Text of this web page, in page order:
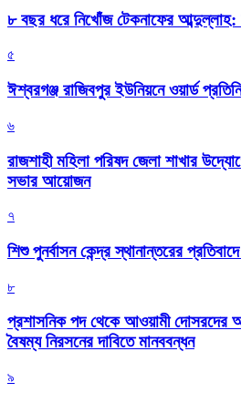
৮ বছর ধরে নিখোঁজ টেকনাফের আব্দুল্লাহ:
৫
ঈশ্বরগঞ্জ রাজিবপুর ইউনিয়নে ওয়ার্ড
৬
রাজশাহী মহিলা পরিষদ জেলা শাখার
সভার আয়োজন
৭
শিশু পুনর্বাসন কেন্দ্র স্থানান্তরের
৮
প্রশাসনিক পদ থেকে আওয়ামী দোসরদের
বৈষম্য নিরসনের দাবিতে মানববন্ধন
৯